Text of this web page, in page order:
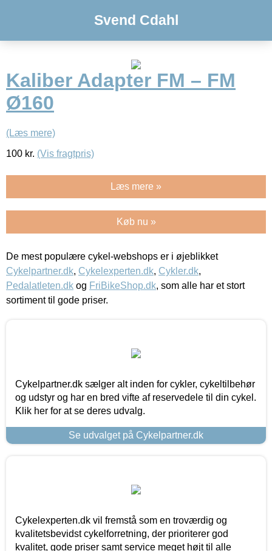
Svend Cdahl
Kaliber Adapter FM – FM
Ø160
(Læs mere)
100 kr. (Vis fragtpris)
Læs mere »
Køb nu »
De mest populære cykel-webshops er i øjeblikket
Cykelpartner.dk, Cykelexperten.dk, Cykler.dk,
Pedalatleten.dk og FriBikeShop.dk, som alle har et stort
sortiment til gode priser.
Cykelpartner.dk sælger alt inden for cykler, cykeltilbehør
og udstyr og har en bred vifte af reservedele til din cykel.
Klik her for at se deres udvalg.
Se udvalget på Cykelpartner.dk
Cykelexperten.dk vil fremstå som en troværdig og
kvalitetsbevidst cykelforretning, der prioriterer god
kvalitet, gode priser samt service meget højt til alle